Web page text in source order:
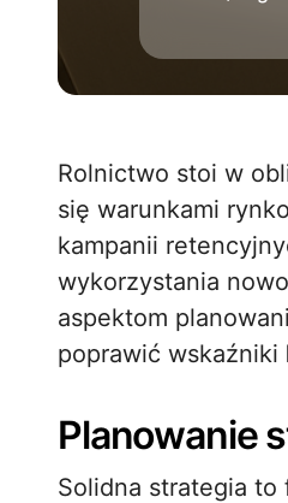
Rolnictwo stoi w obliczu wyzwań związanych z rosnącą konkurencją, zmieniającymi
się warunkami
kampanii
wykorzystania
aspektom
poprawić wskaźniki
Planowanie
Solidna strategia